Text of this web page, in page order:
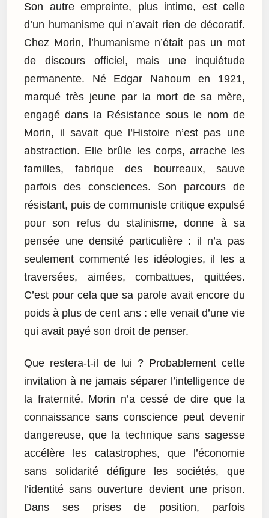
Son autre empreinte, plus intime, est celle
d’un humanisme qui n’avait rien de décoratif.
Chez Morin, l’humanisme n’était pas un mot
de discours officiel, mais une inquiétude
permanente. Né Edgar Nahoum en 1921,
marqué très jeune par la mort de sa mère,
engagé dans la Résistance sous le nom de
Morin, il savait que l’Histoire n’est pas une
abstraction. Elle brûle les corps, arrache les
familles, fabrique des bourreaux, sauve
parfois des consciences. Son parcours de
résistant, puis de communiste critique expulsé
pour son refus du stalinisme, donne à sa
pensée une densité particulière : il n’a pas
seulement commenté les idéologies, il les a
traversées, aimées, combattues, quittées.
C’est pour cela que sa parole avait encore du
poids à plus de cent ans : elle venait d’une vie
qui avait payé son droit de penser.
Que restera-t-il de lui ? Probablement cette
invitation à ne jamais séparer l’intelligence de
la fraternité. Morin n’a cessé de dire que la
connaissance sans conscience peut devenir
dangereuse, que la technique sans sagesse
accélère les catastrophes, que l’économie
sans solidarité défigure les sociétés, que
l’identité sans ouverture devient une prison.
Dans ses prises de position, parfois